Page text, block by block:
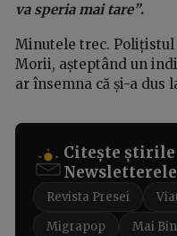
va speria mai tare”.
Minutele trec. Polițistul
Morii, așteptând un
ar însemna că și-a dus
Citește
Newsletterele
Revista Presei
Migrapop
Mai